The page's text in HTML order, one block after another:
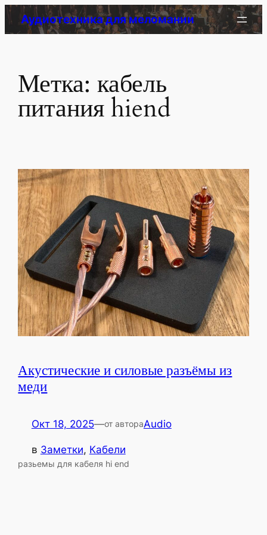
Перейти
Аудиотехника для меломании
Метка:кабель
питания hiend
Акустические и силовые разъёмы из
меди
Окт 18, 2025—от автораAudio
в Заметки, Кабели
разьемы для кабеля hi end